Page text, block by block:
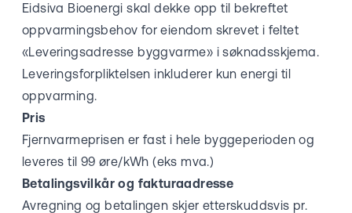
Eidsiva Bioenergi skal dekke opp til bekreftet
oppvarmingsbehov for eiendom skrevet i feltet
«Leveringsadresse byggvarme» i søknadsskjema.
Leveringsforpliktelsen inkluderer kun energi til
oppvarming.
Pris
Fjernvarmeprisen er fast i hele byggeperioden og
leveres til 99 øre/kWh (eks mva.)
Betalingsvilkår og fakturaadresse
Avregning og betalingen skjer etterskuddsvis pr.